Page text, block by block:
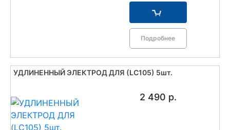
Подробнее
УДЛИНЕННЫЙ ЭЛЕКТРОД ДЛЯ (LC105) 5шт.
2 490 р.